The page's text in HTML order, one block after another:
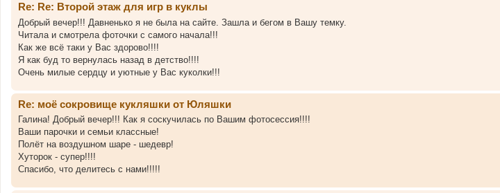
Re: Re: Второй этаж для игр в куклы
Добрый вечер!!! Давненько я не была на сайте. Зашла и бегом в Вашу темку.
Читала и смотрела фоточки с самого начала!!!
Как же всё таки у Вас здорово!!!!
Я как буд то вернулась назад в детство!!!!
Очень милые сердцу и уютные у Вас куколки!!!
Re: моё сокровище кукляшки от Юляшки
Галина! Добрый вечер!!! Как я соскучилась по Вашим фотосессия!!!!
Ваши парочки и семьи классные!
Полёт на воздушном шаре - шедевр!
Хуторок - супер!!!!
Спасибо, что делитесь с нами!!!!!